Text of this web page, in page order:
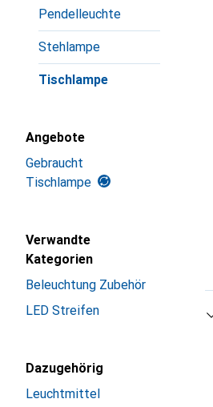
Pendelleuchte
Stehlampe
Tischlampe
Angebote
Gebraucht
Tischlampe
Verwandte
Kategorien
Beleuchtung Zubehör
LED Streifen
Dazugehörig
Leuchtmittel